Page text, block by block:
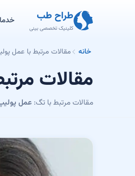
طراح طب
کلینیک تخصصی بینی
خانه مقالات مرتبط با عمل
مقالات
مقالات مرتبط با تگ: عمل